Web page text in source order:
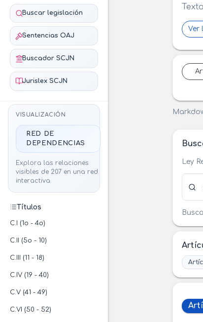
Buscar legislación
Sentencias OAJ
Buscador SCJN
Jurislex SCJN
VISUALIZACIÓN
RED DE
DEPENDENCIAS
Explora las relaciones
visibles de 207 en una red
interactiva.
Títulos
C.I (1o - 4o)
C.II (5o - 10)
C.III (11 - 18)
C.IV (19 - 40)
C.V (41 - 49)
C.VI (50 - 52)
Ver
Ley